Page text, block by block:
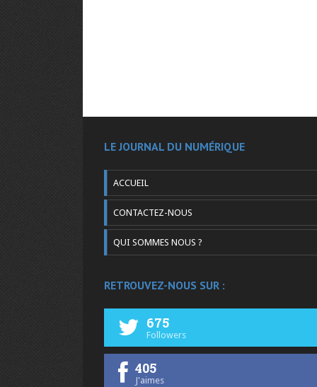
LE JOURNAL DU NUMÉRIQUE
ACCUEIL
CONTACTEZ-NOUS
QUI SOMMES NOUS ?
RETROUVEZ-NOUS SUR :
675
Followers
405
J'aimes